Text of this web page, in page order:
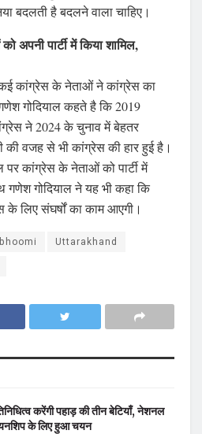
बदलती है बदलने वाला चाहिए।
पार्टी में किया शामिल,
कई कांग्रेस के नेताओं ने कांग्रेस का
गोदियाल कहते है कि 2019
ने 2024 के चुनाव में बेहतर
की वजह से भी कांग्रेस की हार हुई है।
कांग्रेस के नेताओं को पार्टी में
गोदियाल ने यह भी कहा कि
लिए संघर्षों का काम आएगी।
Uttarakhand
करेंगी पहाड़ की तीन बेटियाँ, नेशनल
के लिए हुआ चयन